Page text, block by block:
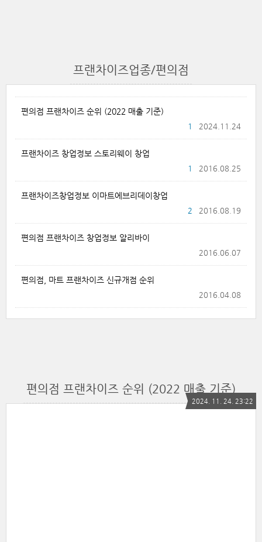
프랜차이즈업종/편의점
편의점 프랜차이즈 순위 (2022 매출 기준)
2024.11.24
1
프랜차이즈 창업정보 스토리웨이 창업
2016.08.25
1
프랜차이즈창업정보 이마트에브리데이창업
2016.08.19
2
편의점 프랜차이즈 창업정보 알리바이
2016.06.07
편의점, 마트 프랜차이즈 신규개점 순위
2016.04.08
편의점 프랜차이즈 순위 (2022 매출 기준)
2024. 11. 24. 23:22